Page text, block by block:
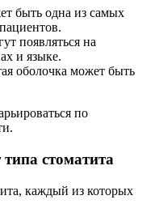
быть одна из самых
появляться на
и языке.
оболочка может быть
по
стоматита
каждый из которых